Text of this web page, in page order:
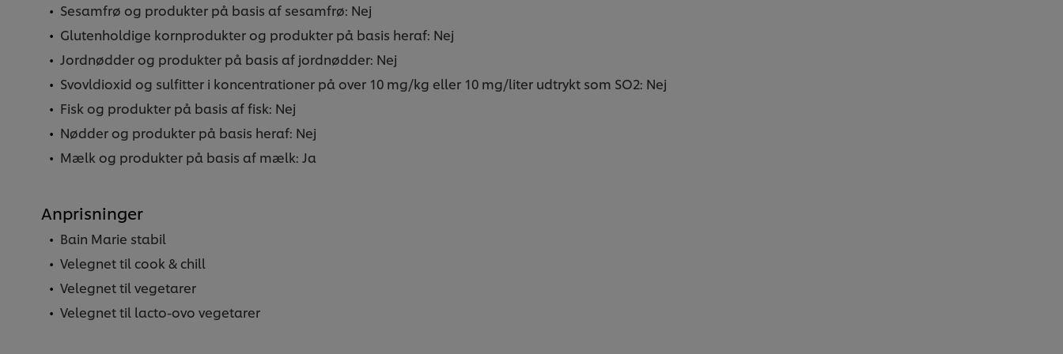
Sesamfrø og produkter på basis af sesamfrø: Nej
Glutenholdige kornprodukter og produkter på basis heraf: Nej
Jordnødder og produkter på basis af jordnødder: Nej
Svovldioxid og sulfitter i koncentrationer på over 10 mg/kg eller 10 mg/liter udtrykt som SO2: Nej
Fisk og produkter på basis af fisk: Nej
Nødder og produkter på basis heraf: Nej
Mælk og produkter på basis af mælk: Ja
Anprisninger
Bain Marie stabil
Velegnet til cook & chill
Velegnet til vegetarer
Velegnet til lacto-ovo vegetarer